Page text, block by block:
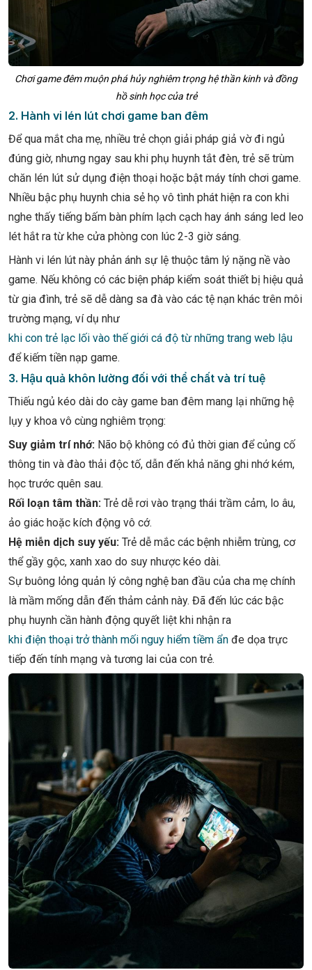
Chơi game đêm muộn phá hủy nghiêm trọng hệ thần kinh và đồng
hồ sinh học của trẻ
2. Hành vi lén lút chơi game ban đêm
Để qua mắt cha mẹ, nhiều trẻ chọn giải pháp giả vờ đi ngủ
đúng giờ, nhưng ngay sau khi phụ huynh tắt đèn, trẻ sẽ trùm
chăn lén lút sử dụng điện thoại hoặc bật máy tính chơi game.
Nhiều bậc phụ huynh chia sẻ họ vô tình phát hiện ra con khi
nghe thấy tiếng bấm bàn phím lạch cạch hay ánh sáng led leo
lét hắt ra từ khe cửa phòng con lúc 2-3 giờ sáng.
Hành vi lén lút này phản ánh sự lệ thuộc tâm lý nặng nề vào
game. Nếu không có các biện pháp kiểm soát thiết bị hiệu quả
từ gia đình, trẻ sẽ dễ dàng sa đà vào các tệ nạn khác trên môi
trường mạng, ví dụ như
khi con trẻ lạc lối vào thế giới cá độ từ những trang web lậu
để kiếm tiền nạp game.
3. Hậu quả khôn lường đối với thể chất và trí tuệ
Thiếu ngủ kéo dài do cày game ban đêm mang lại những hệ
lụy y khoa vô cùng nghiêm trọng:
Suy giảm trí nhớ: Não bộ không có đủ thời gian để củng cố
thông tin và đào thải độc tố, dẫn đến khả năng ghi nhớ kém,
học trước quên sau.
Rối loạn tâm thần: Trẻ dễ rơi vào trạng thái trầm cảm, lo âu,
ảo giác hoặc kích động vô cớ.
Hệ miễn dịch suy yếu: Trẻ dễ mắc các bệnh nhiễm trùng, cơ
thể gầy gộc, xanh xao do suy nhược kéo dài.
Sự buông lỏng quản lý công nghệ ban đầu của cha mẹ chính
là mầm mống dẫn đến thảm cảnh này. Đã đến lúc các bậc
phụ huynh cần hành động quyết liệt khi nhận ra
khi điện thoại trở thành mối nguy hiểm tiềm ẩn đe dọa trực
tiếp đến tính mạng và tương lai của con trẻ.